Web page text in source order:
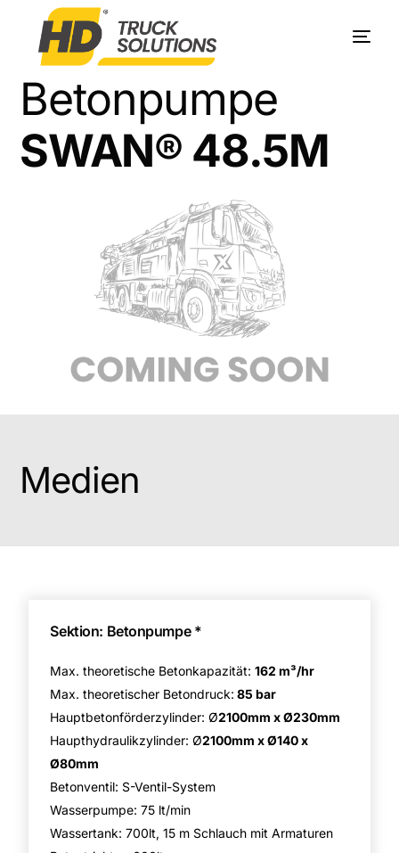
Betonpumpe
SWAN® 48.5M
Medien
Sektion: Betonpumpe *
Max. theoretische Betonkapazität:162 m³/hr
Max. theoretischer Betondruck: 85 bar
Hauptbetonförderzylinder: Ø2100mm xØ230mm
Haupthydraulikzylinder: Ø2100mm xØ140 x
Ø80mm
Betonventil: S-Ventil-System
Wasserpumpe: 75 lt/min
Wassertank: 700lt, 15 m Schlauch mit Armaturen
Produkte
Unternehmen